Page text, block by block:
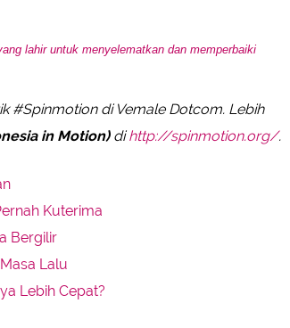
lahir untuk menyelematkan dan memperbaiki
#Spinmotion di Vemale Dotcom. Lebih
in Motion)dihttp://spinmotion.org/.
Kuterima
Bergilir
Lalu
Lebih Cepat?